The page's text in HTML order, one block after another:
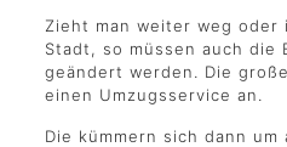
Zieht man weiter weg oder
Stadt, so müssen auch die
geändert werden. Die
einen Umzugsservice an.
Die kümmern sich dann um